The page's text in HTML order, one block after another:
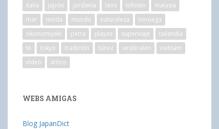
italia
japón jordania laos lofoten
malasia
mar
moda mundo naturaleza
noruega
okonomiyaki
petra playas superviaje
tailandia
te
tokyo tradición túnez vesteralen
vietnam
vídeo
ártico
WEBS AMIGAS
Blog JapanDict